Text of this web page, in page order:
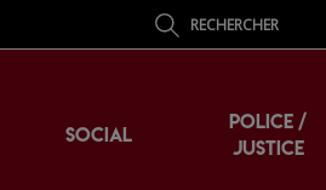
RECHERCHER
SOCIAL
POLICE /
JUSTICE